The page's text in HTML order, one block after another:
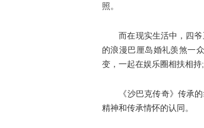
照。
而在现实生活中，四爷
的浪漫巴厘岛婚礼羡煞一
变，一起在娱乐圈相扶相持
《沙巴克传奇》传承的
精神和传承情怀的认同。